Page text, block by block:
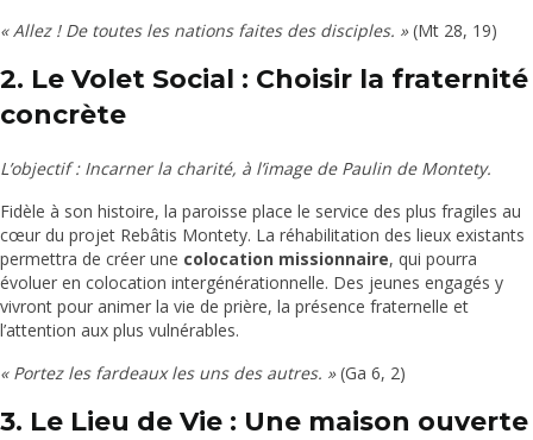
« Allez ! De toutes les nations faites des disciples. »(Mt 28, 19)
2. Le Volet Social : Choisir la fraternité
concrète
L’objectif : Incarner la charité, à l’image de Paulin de Montety.
Fidèle à son histoire, la paroisse place le service des plus fragiles au
cœur du projet Rebâtis Montety. La réhabilitation des lieux existants
permettra de créer une colocation missionnaire, qui pourra
évoluer en colocation intergénérationnelle. Des jeunes engagés y
vivront pour animer la vie de prière, la présence fraternelle et
l’attention aux plus vulnérables.
« Portez les fardeaux les uns des autres. »(Ga 6, 2)
3. Le Lieu de Vie : Une maison ouverte